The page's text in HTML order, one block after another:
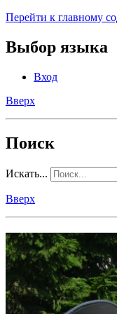
Перейти к главному
Выбор языка
Вход
Вверх
Поиск
Искать...
Вверх